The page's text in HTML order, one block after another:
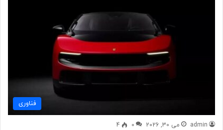
فناوری
admin می 30, 2026 0
4